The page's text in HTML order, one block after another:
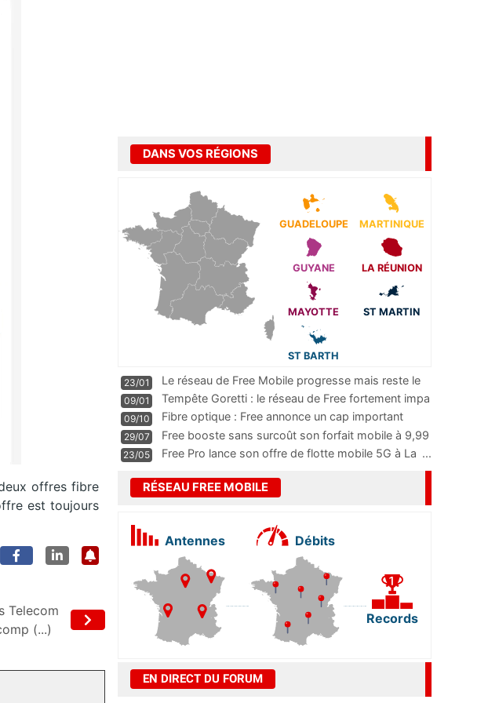
offres fibre
est toujours
Telecom
(...)
DANS VOS RÉGIONS
GUADELOUPE MARTINIQUE
GUYANE LA RÉUNION
MAYOTTE ST MARTIN
ST BARTH
23/01
Le réseau de Free Mobile progresse mais reste le
m
...
09/01
Tempête Goretti : le réseau de Free fortement impa
09/10
Fibre optique : Free annonce un cap important
pass
...
29/07
Free booste sans surcoût son forfait mobile à 9,99
23/05 Free Pro lance son offre de flotte mobile 5G à La ...
RÉSEAU FREE MOBILE
Antennes Débits
Records
EN DIRECT DU FORUM